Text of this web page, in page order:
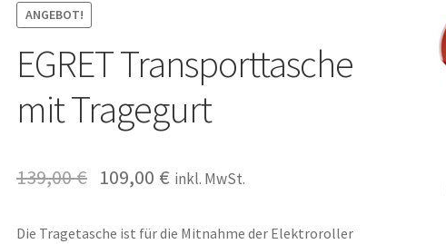
ANGEBOT!
EGRET Transporttasche
mit Tragegurt
139,00€ 109,00 € inkl. MwSt.
Die Tragetasche ist für die Mitnahme der Elektroroller